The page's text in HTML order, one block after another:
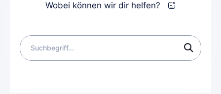
Wobei können wir dir helfen?